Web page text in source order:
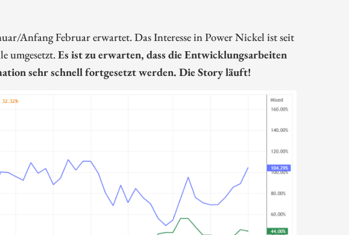
Anfang Februar erwartet. Das Interesse in Power Nickel ist seit
umgesetzt.Es ist zu erwarten, dass die Entwicklungsarbeiten
sehr schnell fortgesetzt werden. Die Story läuft!